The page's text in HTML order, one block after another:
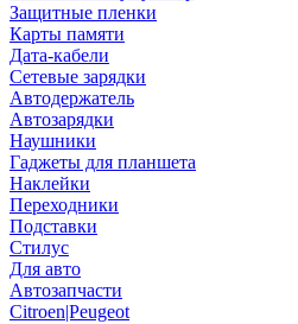
Защитные пленки
Карты памяти
Дата-кабели
Сетевые зарядки
Автодержатель
Автозарядки
Наушники
Гаджеты для планшета
Наклейки
Переходники
Подставки
Стилус
Для авто
Автозапчасти
Citroen|Peugeot